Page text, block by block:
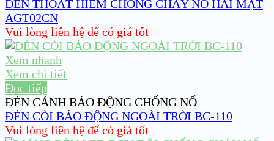
ĐÈN THOÁT HIỂM CHỐNG CHÁY NỔ HAI MẶT
AGT02CN
Vui lòng liên hệ để có giá tốt
Xem nhanh
Xem chi tiết
Đọc tiếp
ĐÈN CẢNH BÁO ĐỘNG CHỐNG NỔ
ĐÈN CÒI BÁO ĐỘNG NGOÀI TRỜI BC-110
Vui lòng liên hệ để có giá tốt